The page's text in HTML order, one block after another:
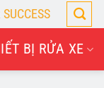
BỊ RỬA XE